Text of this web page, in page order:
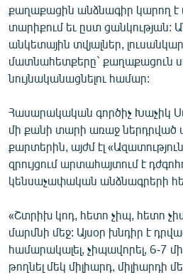
քաղաքացին անձնագիր կարող
տարիքում եւ ըստ ցանկության:
անկետային տվյալներ,
մատնահետքերը` քաղաքացուն
նույնականացնելու համար:
Հասարակական գործիչ Խաչիկ
մի քանի տարի առաջ ներդրված
քարտերին, այժմ էլ
զրույցում արտահայտում է
կենսաչափական անձնագրերի
«Շտրիխ կոդ, հետո չիպ, հետո
մարմնի մեջ: Այսօր խնդիր է
համարակալել, չիպավորել, 6-7
թողնել մեկ միլիարդ, միլիարդի